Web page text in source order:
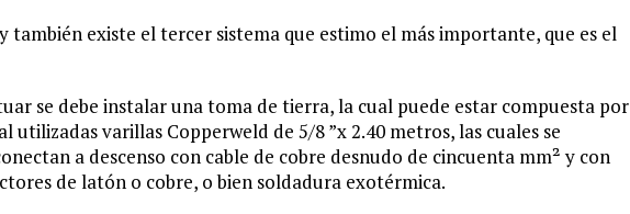
también existe el tercer sistema que estimo el más importante, que es el
se debe instalar una toma de tierra, la cual puede estar compuesta por
utilizadas varillas Copperweld de 5/8 ”x 2.40 metros, las cuales se
a descenso con cable de cobre desnudo de cincuenta mm² y con
de latón o cobre, o bien soldadura exotérmica.